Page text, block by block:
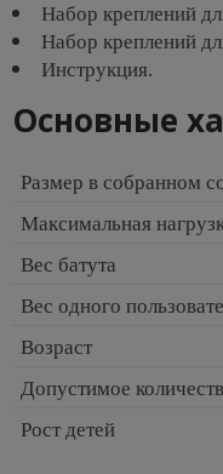
Набор креплений
Набор креплений
Инструкция.
Основные
Размер в собранном
Максимальная
Вес батута
Вес одного
Возраст
Допустимое
Рост детей